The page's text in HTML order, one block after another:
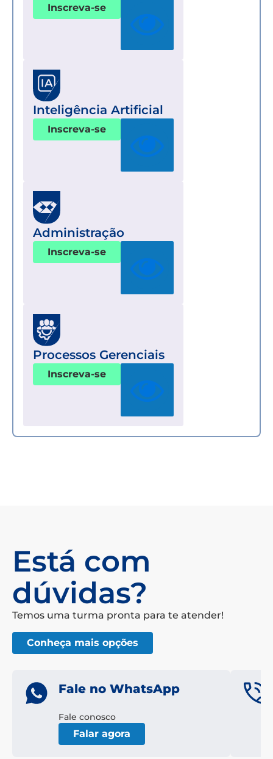
Inscreva-se
Inteligência Artificial
Inscreva-se
Administração
Inscreva-se
Processos Gerenciais
Inscreva-se
Está com
dúvidas?
Temos uma turma pronta para te atender!
Conheça mais opções
Fale no WhatsApp
Fale conosco
Falar agora